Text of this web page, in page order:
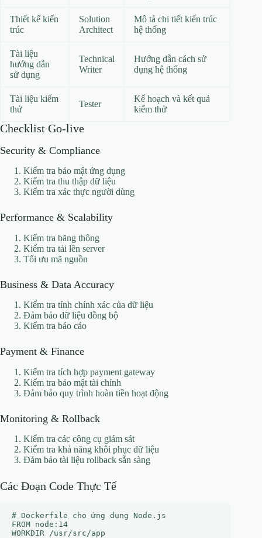
Thiết kế kiến
trúc
Solution
Architect
Mô tả chi tiết kiến trúc
hệ thống
Tài liệu
hướng dẫn
sử dụng
Technical
Writer
Hướng dẫn cách sử
dụng hệ thống
Tài liệu kiểm
thử
Tester
Kế hoạch và kết quả
kiểm thử
Checklist Go-live
Security & Compliance
Kiểm tra bảo mật ứng dụng
Kiểm tra thu thập dữ liệu
Kiểm tra xác thực người dùng
Performance & Scalability
Kiểm tra băng thông
Kiểm tra tải lên server
Tối ưu mã nguồn
Business & Data Accuracy
Kiểm tra tính chính xác của dữ liệu
Đảm bảo dữ liệu đồng bộ
Kiểm tra báo cáo
Payment & Finance
Kiểm tra tích hợp payment gateway
Kiểm tra bảo mật tài chính
Đảm bảo quy trình hoàn tiền hoạt động
Monitoring & Rollback
Kiểm tra các công cụ giám sát
Kiểm tra khả năng khôi phục dữ liệu
Đảm bảo tài liệu rollback sẵn sàng
Các Đoạn Code Thực Tế
# Dockerfile cho ứng dụng Node.js
FROM node:14
WORKDIR /usr/src/app